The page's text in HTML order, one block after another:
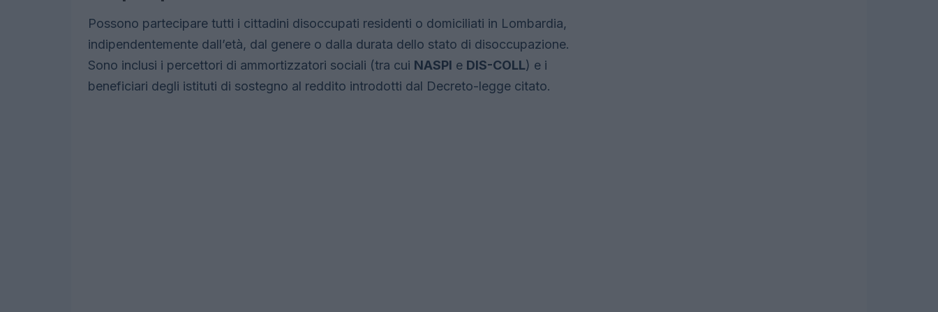
Possono partecipare tutti i cittadini disoccupati residenti o domiciliati in Lombardia,
indipendentemente dall’età, dal genere o dalla durata dello stato di disoccupazione.
Sono inclusi i percettori di ammortizzatori sociali (tra cui NASPI e DIS-COLL) e i
beneficiari degli istituti di sostegno al reddito introdotti dal Decreto-legge citato.